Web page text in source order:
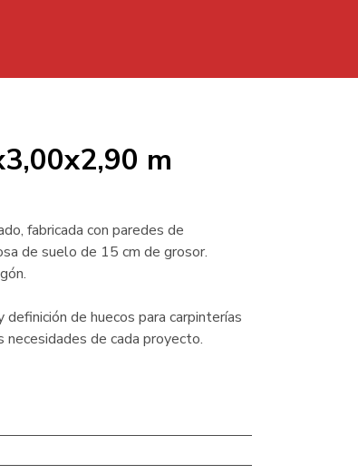
m
fabricada con paredes de
de suelo de 15 cm de grosor.
de huecos para carpinterías
de cada proyecto.